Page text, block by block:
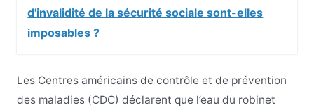
d'invalidité de la sécurité sociale sont-elles
imposables ?
Les Centres américains de contrôle et de prévention
des maladies (CDC) déclarent que l’eau du robinet